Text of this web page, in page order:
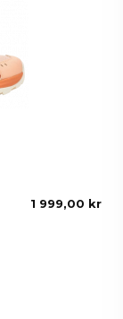
1 999,00 kr